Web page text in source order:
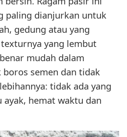
paling dianjurkan untuk
gedung atau yang
yang lembut
mudah dalam
semen dan tidak
tidak ada yang
hemat waktu dan